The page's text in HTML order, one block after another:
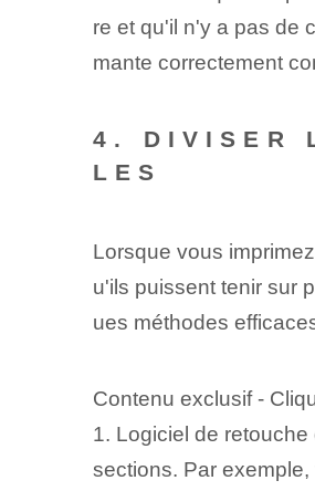
re et qu'il n'y a pas de
mante correctement
4. DIVISER
LES
Lorsque vous
u'ils puissent tenir sur
ues méthodes
Contenu exclusif -
1. Logiciel de
sections. Par